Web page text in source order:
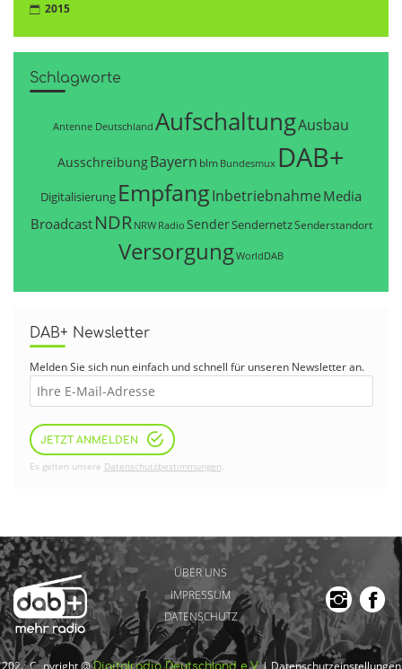
2015
Schlagworte
Antenne Deutschland AufschaltungAusbau
AusschreibungBayern blm Bundesmux DAB+
Digitalisierung EmpfangInbetriebnahme Media
Broadcast NDR NRW Radio SenderSendernetzSenderstandort
VersorgungWorldDAB
DAB+ Newsletter
Melden Sie sich nun einfach und schnell für unseren Newsletter an.
JETZT ANMELDEN
Es gelten unsere Datenschutzbestimmungen.
ÜBER UNS
IMPRESSUM
DATENSCHUTZ
2026 Copyright @Digitalradio Deutschland e.V.| Datenschutzeinstellungen